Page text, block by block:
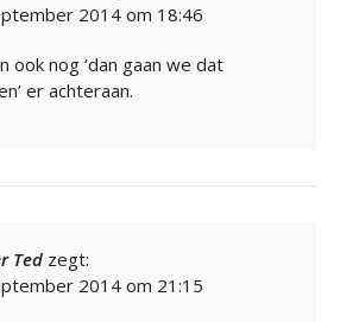
2014 om 18:46
ook nog ‘dan gaan we dat
er achteraan.
Ted zegt:
2014 om 21:15